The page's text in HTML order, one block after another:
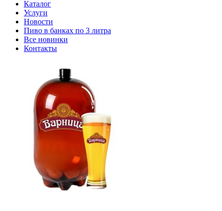
Каталог
Услуги
Новости
Пиво в банках по 3 литра
Все новинки
Контакты